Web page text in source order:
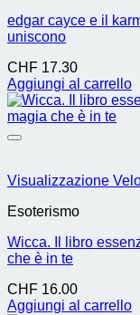
edgar cayce e il
uniscono
CHF 17.30
Aggiungi al carrello
Visualizzazione
Esoterismo
Wicca. Il libro
che è in te
CHF 16.00
Aggiungi al carrello